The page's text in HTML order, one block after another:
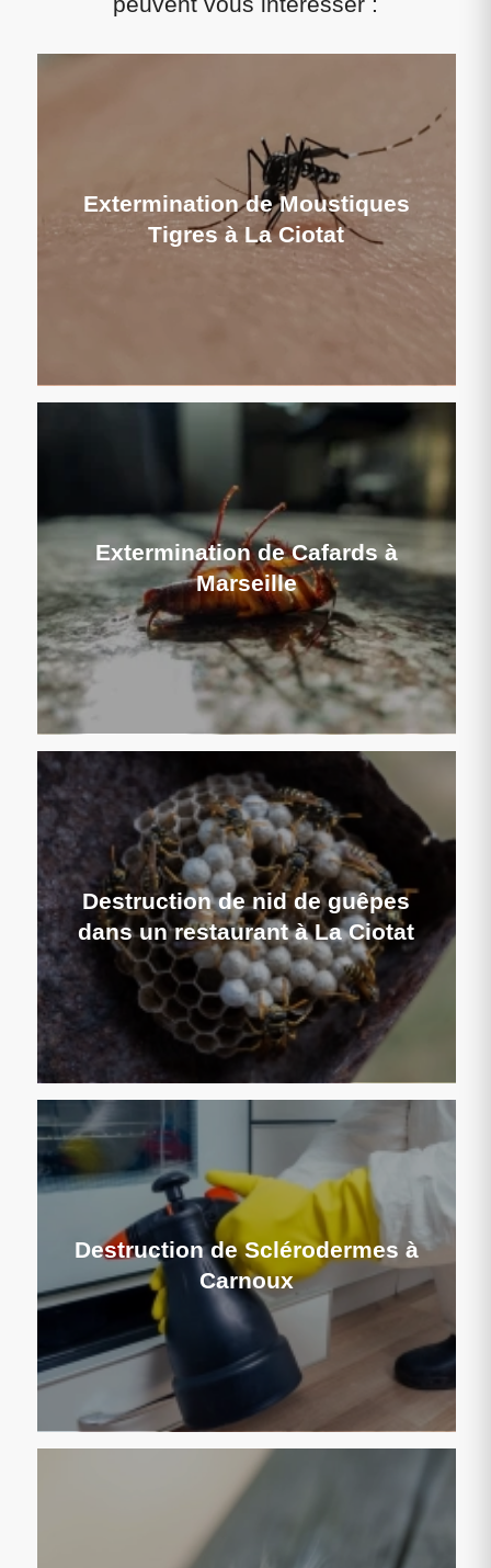
Extermination de Moustiques
Tigres à La Ciotat
Extermination de Cafards à
Marseille
Destruction de nid de guêpes
dans un restaurant à La Ciotat
Destruction de Sclérodermes à
Carnoux